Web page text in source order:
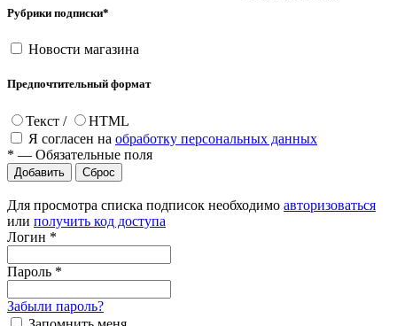
Рубрики подписки*
Новости магазина
Предпочтительный формат
Текст / HTML
Я согласен на обработку персональных данных
* — Обязательные поля
Для просмотра списка подписок необходимо авторизоваться
или получить код доступа
Логин *
Пароль *
Забыли пароль?